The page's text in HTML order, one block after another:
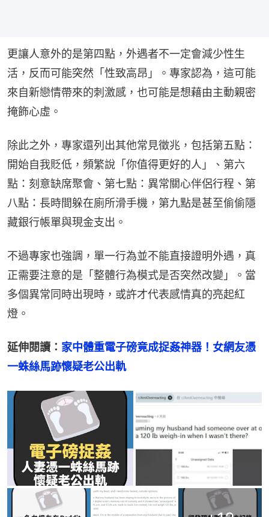
更讓人意外的是第四點，外遇者不一定會減少性生
活，反而可能突然「性致高昂」。專家認為，這可能
來自新戀情帶來的刺激感，也可能是想藉由主動親密
掩飾心虛。
除此之外，專家還列出其他常見徵兆，包括第五點：
開始自我貶低，頻繁說「你值得更好的人」、第六
點：刻意缺席聚會、第七點：異常關心伴侶行程、第
八點：長時間躲在廁所滑手機，第九點是甚至偷偷隱
藏銀行帳單與現金支出。
不過專家也強調，單一行為並不能直接證明外遇，真
正需要注意的是「整體行為模式是否突然改變」。當
多個異常同時出現時，或許才代表感情真的亮起紅
燈。
延伸閱讀： 家中體重電子磅竟成捉姦神器！女網友憑
一蛛絲馬跡懷疑老公出軌